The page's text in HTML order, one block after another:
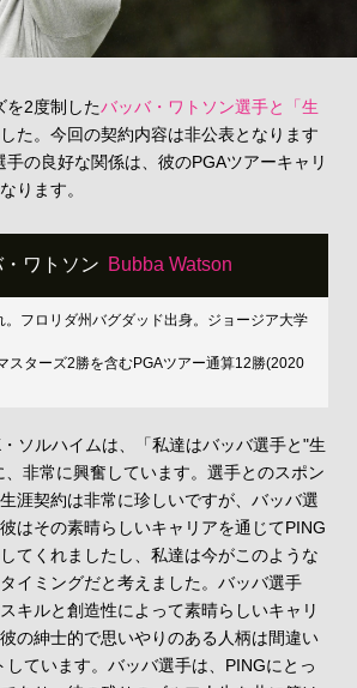
を2度制したバッバ・ワトソン選手と「生
た。今回の契約内容は非公表となります
の良好な関係は、彼のPGAツアーキャリ
ります。
ワトソン Bubba Watson
フロリダ州バグダッド出身。ジョージア大学
スターズ2勝を含むPGAツアー通算12勝(2020
ソルハイムは、「私達はバッバ選手と"生
非常に興奮しています。選手とのスポン
涯契約は非常に珍しいですが、バッバ選
はその素晴らしいキャリアを通じてPING
てくれましたし、私達は今がこのような
イミングだと考えました。バッバ選手
キルと創造性によって素晴らしいキャリ
の紳士的で思いやりのある人柄は間違い
しています。バッバ選手は、PINGにとっ